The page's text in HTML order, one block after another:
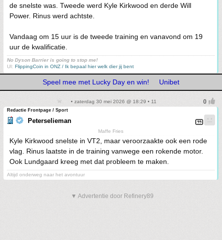
de snelste was. Tweede werd Kyle Kirkwood en derde Will
Power. Rinus werd achtste.
Vandaag om 15 uur is de tweede training en vanavond om 19
uur de kwalificatie.
No Dyson Barrier is going to stop me!
UI: FlippingCoin in ONZ / Ik bepaal hier welk dier jij bent
Speel mee met Lucky Day en win! Unibet
• zaterdag 30 mei 2026 @ 18:29 • 11
Redactie Frontpage / Sport
Peterselieman
Maffe Fries
Kyle Kirkwood snelste in VT2, maar veroorzaakte ook een rode
vlag. Rinus laatste in de training vanwege een rokende motor.
Ook Lundgaard kreeg met dat probleem te maken.
Altijd onderweg naar het avontuur
▼ Advertentie door Refinery89